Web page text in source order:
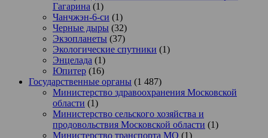
Гагарина (1)
Чанчжэн-6-си (1)
Черные дыры (32)
Экзопланеты (37)
Экологические спутники (1)
Энцелада (1)
Юпитер (16)
Государственные органы (1 487)
Министерство здравоохранения Московской
области (1)
Министерство сельского хозяйства и
продовольствия Московской области (1)
Министерство транспорта МО (1)